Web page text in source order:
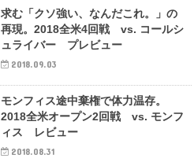
求む「クソ強い、なんだこれ。」の
再現。2018全米4回戦 vs. コールシ
ュライバー プレビュー
2018.09.03
モンフィス途中棄権で体力温存。
2018全米オープン2回戦 vs. モンフ
ィス レビュー
2018.08.31